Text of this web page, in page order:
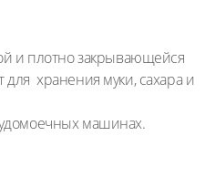
и плотно закрывающейся
хранения муки, сахара и
машинах.